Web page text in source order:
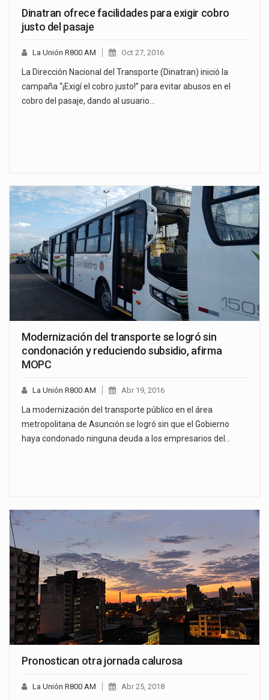
Dinatran ofrece facilidades para exigir cobro
justo del pasaje
La Unión R800 AM Oct 27, 2016
La Dirección Nacional del Transporte (Dinatran) inició la
campaña “¡Exigí el cobro justo!” para evitar abusos en el
cobro del pasaje, dando al usuario…
Modernización del transporte se logró sin
condonación y reduciendo subsidio, afirma
MOPC
La Unión R800 AM Abr 19, 2016
La modernización del transporte público en el área
metropolitana de Asunción se logró sin que el Gobierno
haya condonado ninguna deuda a los empresarios del…
Pronostican otra jornada calurosa
La Unión R800 AM Abr 25, 2018